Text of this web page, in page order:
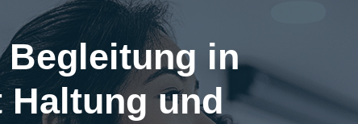
Begleitung in
und